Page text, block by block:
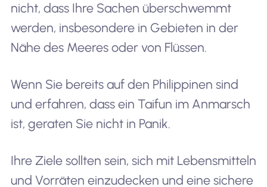
nicht, dass Ihre Sachen überschwemmt
werden, insbesondere in Gebieten in der
Nähe des Meeres oder von Flüssen.
Wenn Sie bereits auf den Philippinen sind
und erfahren, dass ein Taifun im Anmarsch
ist, geraten Sie nicht in Panik.
Ihre Ziele sollten sein, sich mit Lebensmitteln
und Vorräten einzudecken und eine sichere